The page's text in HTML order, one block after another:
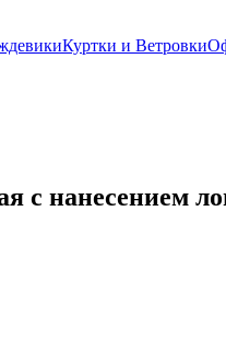
Куртки и Ветровки
с нанесением